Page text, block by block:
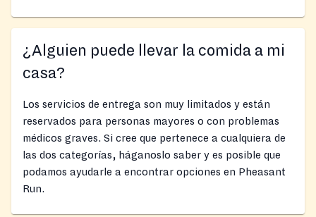
¿Alguien puede llevar la comida a mi
casa?
Los servicios de entrega son muy limitados y están
reservados para personas mayores o con problemas
médicos graves. Si cree que pertenece a cualquiera de
las dos categorías, háganoslo saber y es posible que
podamos ayudarle a encontrar opciones en Pheasant
Run.